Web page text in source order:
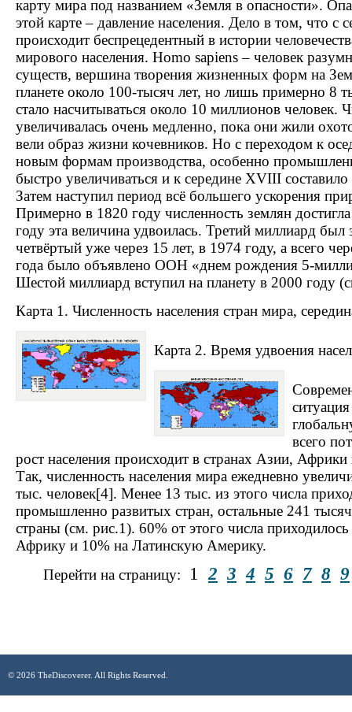
карту мира под названием «Земля в опасности».
этой карте – давление населения. Дело в том, что с
происходит беспрецедентный в истории
мирового населения. Homo sapiens – человек
существ, вершина творения жизненных форм на
планете около 100-тысяч лет, но лишь примерно 8
стало насчитываться около 10 миллионов человек.
увеличивалась очень медленно, пока они жили
вели образ жизни кочевников. Но с переходом к
новым формам производства, особенно
быстро увеличиваться и к середине XVIII
Затем наступил период всё большего ускорения
Примерно в 1820 году численность землян
году эта величина удвоилась. Третий миллиард был
четвёртый уже через 15 лет, в 1974 году, а всего
года было объявлено ООН «днем рождения 5-
Шестой миллиард вступил на планету в 2000 году
Карта 1. Численность населения стран мира,
Карта 2. Время удвоения
всего
рост населения происходит в странах Азии,
Так, численность населения мира ежедневно
тыс. человек[4]. Менее 13 тыс. из этого числа
промышленно развитых стран, остальные 241
страны (см. рис.1). 60% от этого числа
Африку и 10% на Латинскую Америку.
Перейти на страницу:
1 2 3 4 5 6 7 8 9
© 2026 TheDiscoverer. All Rights Reserved.